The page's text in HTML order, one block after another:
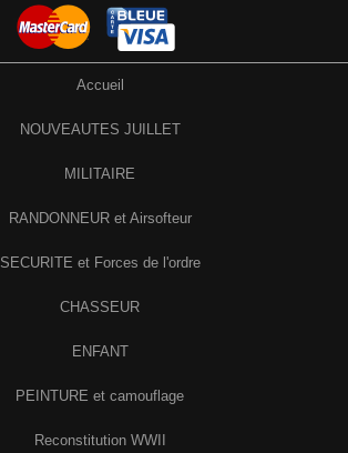
Accueil
NOUVEAUTES JUILLET
MILITAIRE
RANDONNEUR et Airsofteur
SECURITE et Forces de l'ordre
CHASSEUR
ENFANT
PEINTURE et camouflage
Reconstitution WWII